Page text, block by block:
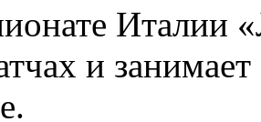
Италии
и